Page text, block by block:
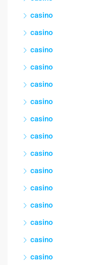
casino
casino
casino
casino
casino
casino
casino
casino
casino
casino
casino
casino
casino
casino
casino